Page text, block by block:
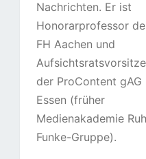
Nachrichten. Er ist
Honorarprofessor
FH Aachen und
der ProContent gAG
Essen (früher
Medienakademie
Funke-Gruppe).